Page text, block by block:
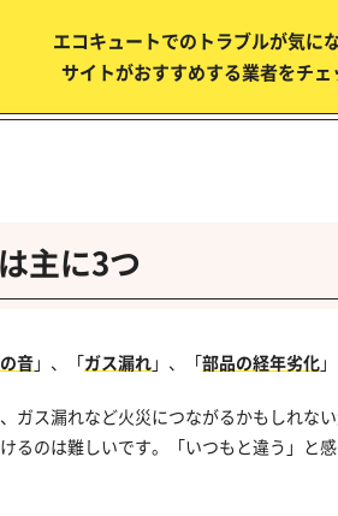
エコキュートでのトラブルが気に
サイトがおすすめする業者をチェ
主に3つ
音」、「ガス漏れ」、「部品の経年劣化
ガス漏れなど火災につながるかもしれな
るのは難しいです。「いつもと違う」と